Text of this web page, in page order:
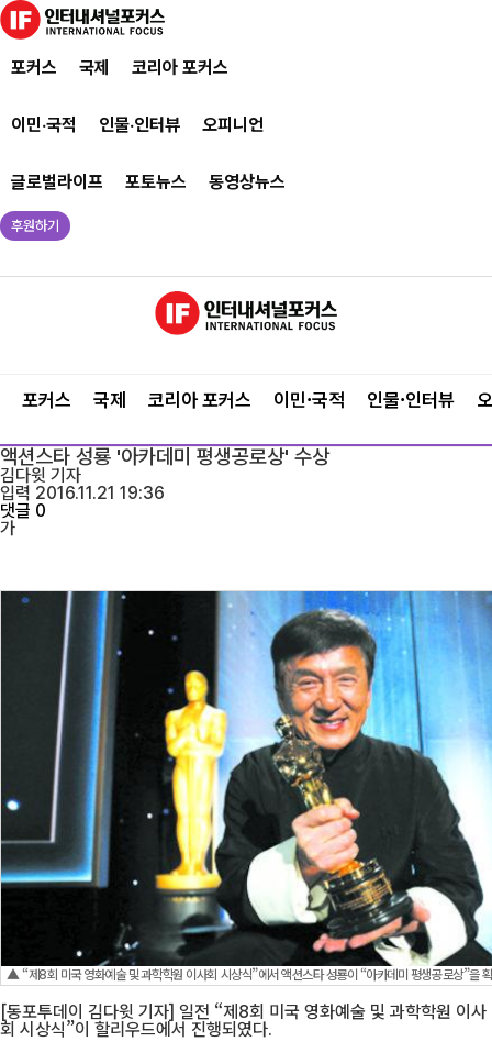
포커스 국제 코리아 포커스
이민·국적 인물·인터뷰 오피니언
글로벌라이프 포토뉴스 동영상뉴스
후원하기
포커스 국제 코리아 포커스 이민·국적 인물·인터뷰
액션스타 성룡 '아카데미 평생공로상' 수상
김다윗 기자
입력 2016.11.21 19:36
댓글 0
가
▲ “제8회 미국 영화예술 및 과학학원 이사회 시상식”에서 액션스타 성룡이 “아카데미 평생공로상”을
[동포투데이 김다윗 기자] 일전 “제8회 미국 영화예술 및 과학학원 이사
회 시상식”이 할리우드에서 진행되였다.